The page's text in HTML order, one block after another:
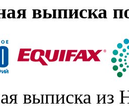
выписка
выписка из